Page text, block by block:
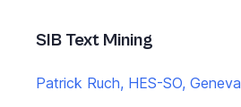
SIB Text Mining
Patrick Ruch, HES-SO, Geneva